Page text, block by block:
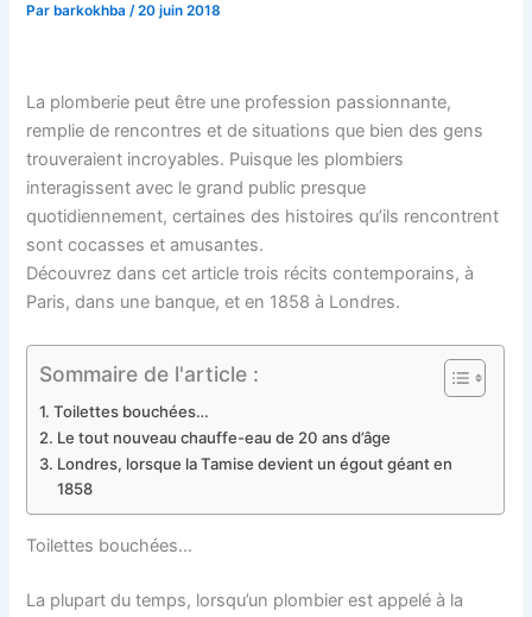
Par barkokhba/20 juin 2018
La plomberie peut être une profession passionnante,
remplie de rencontres et de situations que bien des gens
trouveraient incroyables. Puisque les plombiers
interagissent avec le grand public presque
quotidiennement, certaines des histoires qu’ils rencontrent
sont cocasses et amusantes.
Découvrez dans cet article trois récits contemporains, à
Paris, dans une banque, et en 1858 à Londres.
Sommaire de l'article :
Toilettes bouchées…
Le tout nouveau chauffe-eau de 20 ans d’âge
Londres, lorsque la Tamise devient un égout géant en
1858
Toilettes bouchées…
La plupart du temps, lorsqu’un plombier est appelé à la